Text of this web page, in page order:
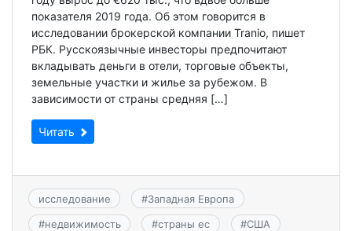
показателя 2019 года. Об этом говорится в
исследовании брокерской компании Tranio, пишет
РБК. Русскоязычные инвесторы предпочитают
вкладывать деньги в отели, торговые объекты,
земельные участки и жилье за рубежом. В
зависимости от страны средняя […]
Читать
исследование #Западная Европа
#недвижимость #страны ес #США